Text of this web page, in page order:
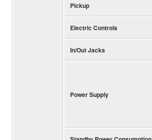
Pickup
Electric Controls
In/Out Jacks
Power Supply